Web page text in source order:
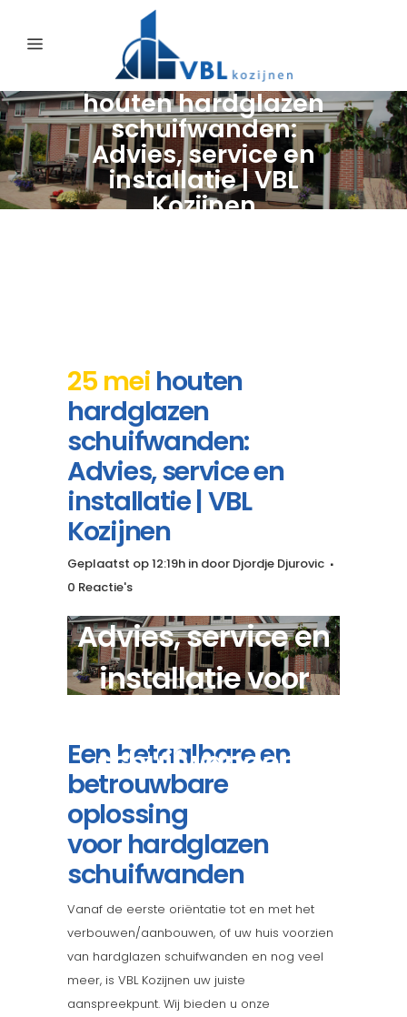
houten hardglazen
schuifwanden:
Advies, service en
installatie | VBL
Kozijnen
25 mei houten
hardglazen
schuifwanden:
Advies, service en
installatie | VBL
Kozijnen
Geplaatst op 12:19h in door Djordje Djurovic
0 Reactie's
Advies, service en
installatie voor
schuifwanden?
Een betaalbare en
betrouwbare
oplossing
voor hardglazen
schuifwanden
Vanaf de eerste oriëntatie tot en met het
verbouwen/aanbouwen, of uw huis voorzien
van hardglazen schuifwanden en nog veel
meer, is VBL Kozijnen uw juiste
aanspreekpunt. Wij bieden u onze